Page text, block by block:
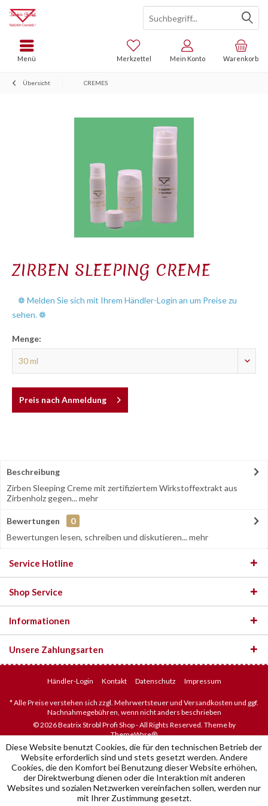
Warenkorb
Merkzettel Mein Konto
Menü
Übersicht CREMES
ZIRBEN SLEEPING CREME
❁ Melden Sie sich mit Ihrem Händler-Login an um Preise zu
sehen. ❁
Menge:
Preis nach Anmeldung
Beschreibung
Zirben Sleeping Creme mit zertifiziertem Wirkstoffextrakt aus
Zirbenholz gegen...mehr
Bewertungen
0
Bewertungen lesen, schreiben und diskutieren...mehr
Service Hotline
Shop Service
Informationen
Unsere Zahlungsarten
Händler-Login Kontakt Datenschutz Impressum
* Alle Preise verstehen sich zzgl. Mehrwertsteuer und Versandkosten und ggf.
Nachnahmegebühren, wenn nicht anders beschrieben
© 2026 Beatrix Strobl Profi Shop - All Rights Reserved. Theme by
ThemeWare®
Diese Website benutzt Cookies, die für den technischen Betrieb der
Website erforderlich sind und stets gesetzt werden. Andere
Cookies, die den Komfort bei Benutzung dieser Website erhöhen,
der Direktwerbung dienen oder die Interaktion mit anderen
Websites und sozialen Netzwerken vereinfachen sollen, werden nur
mit Ihrer Zustimmung gesetzt.